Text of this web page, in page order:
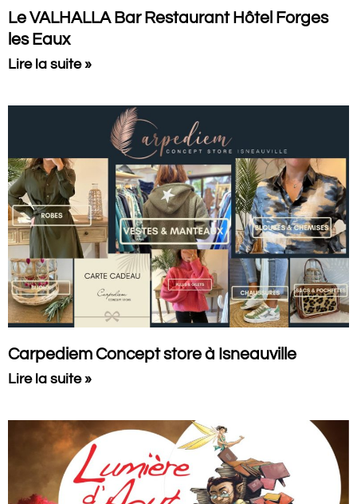
Le VALHALLA Bar Restaurant Hôtel Forges
les Eaux
Lire la suite »
Carpediem Concept store à Isneauville
Lire la suite »